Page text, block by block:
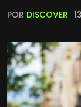
POR DISCOVER